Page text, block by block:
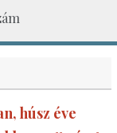
húsz éve